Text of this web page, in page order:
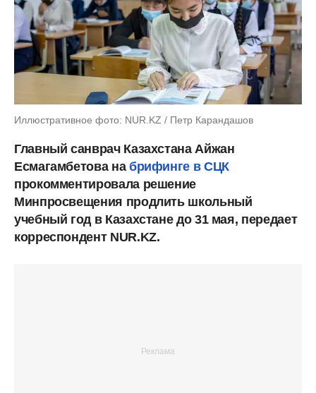
Иллюстративное фото: NUR.KZ / Петр Карандашов
Главный санврач Казахстана Айжан
Есмагамбетова на брифинге в СЦК
прокомментировала решение
Минпросвещения продлить школьный
учебный год в Казахстане до 31 мая, передает
корреспондент NUR.KZ.